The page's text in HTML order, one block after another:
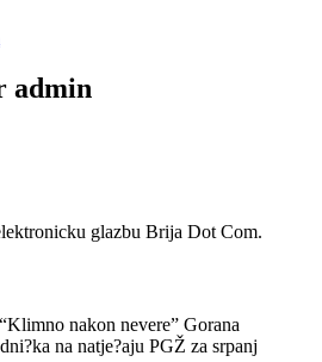
admin
glazbu Brija Dot Com.